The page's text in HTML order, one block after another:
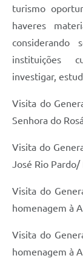
turismo
haveres
considerando
instituições
investigar,
Visita do
Senhora do
Visita do
José Rio Pardo/
Visita do
homenagem à
Visita do
homenagem à